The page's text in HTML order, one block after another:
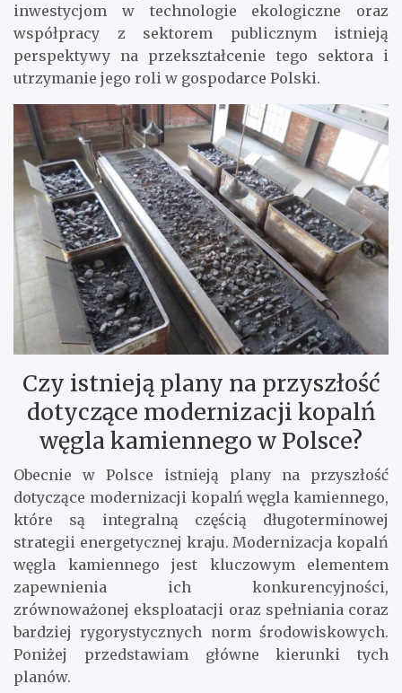
inwestycjom w technologie ekologiczne oraz
współpracy z sektorem publicznym istnieją
perspektywy na przekształcenie tego sektora i
utrzymanie jego roli w gospodarce Polski.
Czy istnieją plany na przyszłość
dotyczące modernizacji kopalń
węgla kamiennego w Polsce?
Obecnie w Polsce istnieją plany na przyszłość
dotyczące modernizacji kopalń węgla kamiennego,
które są integralną częścią długoterminowej
strategii energetycznej kraju. Modernizacja kopalń
węgla kamiennego jest kluczowym elementem
zapewnienia ich konkurencyjności,
zrównoważonej eksploatacji oraz spełniania coraz
bardziej rygorystycznych norm środowiskowych.
Poniżej przedstawiam główne kierunki tych
planów.